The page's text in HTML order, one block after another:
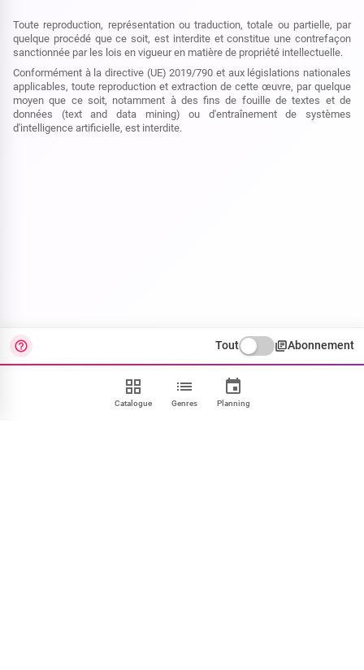
Toute reproduction, représentation ou traduction, totale ou partielle, par
quelque procédé que ce soit, est interdite et constitue une contrefaçon
sanctionnée par les lois en vigueur en matière de propriété intellectuelle.
Conformément à la directive (UE) 2019/790 et aux législations nationales
applicables, toute reproduction et extraction de cette œuvre, par quelque
moyen que ce soit, notamment à des fins de fouille de textes et de
données (text and data mining) ou d'entraînement de systèmes
d'intelligence artificielle, est interdite.
Catalogue Genres Planning
Tout Abonnement